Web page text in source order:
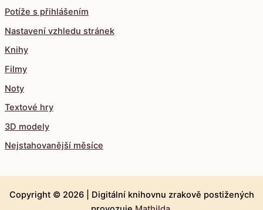
Potíže s přihlášením
Nastavení vzhledu stránek
Knihy
Filmy
Noty
Textové hry
3D modely
Nejstahovanější měsíce
Copyright © 2026 | Digitální knihovnu zrakově postižených